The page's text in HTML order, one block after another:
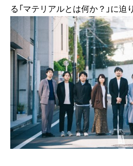
る「マテリアルとは何か？」に迫